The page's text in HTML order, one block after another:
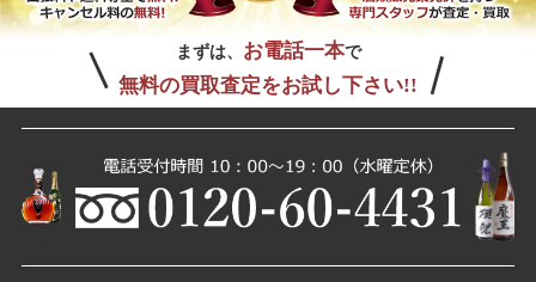
まずは、 お電話一本で
無料の買取査定をお試し下さい!!